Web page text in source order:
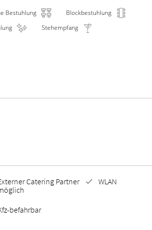
Bestuhlung
Blockbestuhlung
Stehempfang
Catering Partner
WLAN
befahrbar